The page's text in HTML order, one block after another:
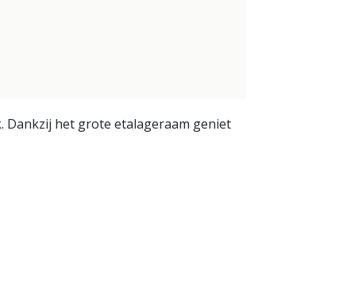
het grote etalageraam geniet